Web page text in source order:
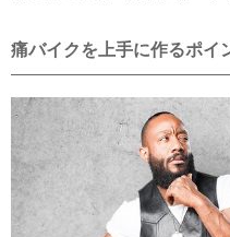
痛バイクを上手に作るポイ